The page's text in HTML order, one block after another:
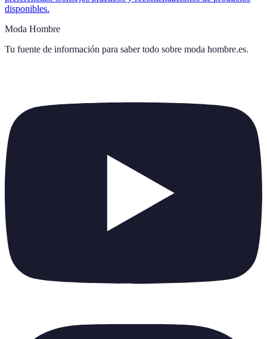
disponibles.
Moda Hombre
Tu fuente de información para saber todo sobre moda hombre.es.